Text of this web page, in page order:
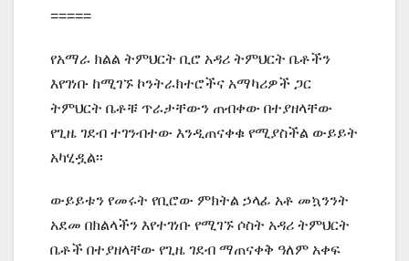
=====
የአማራ ክልል ትምህርት ቢሮ አዳሪ ትምህርት ቤቶችን
እየገነቡ ከሚገኙ ኮንትራክተሮችና አማካሪዎች ጋር
ትምህርት ቤቶቹ ጥራታቸውን ጠብቀው በተያዘላቸው
የጊዜ ገደብ ተገንብተው እንዲጠናቀቁ የሚያስችል ውይይት
አካሂዷል፡፡
ውይይቱን የመሩት የቢሮው ምክትል ኃላፊ አቶ መኳንንት
አደመ በክልላችን እየተገነቡ የሚገኙ ሶስት አዳሪ ትምህርት
ቤቶች በተያዘላቸው የጊዜ ገደብ ማጠናቀቅ ዓለም አቀፍ